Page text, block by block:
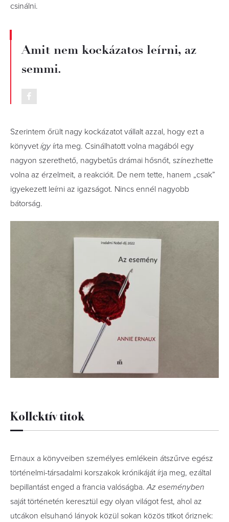
csinálni.
Amit nem kockázatos leírni, az
semmi.
Szerintem őrült nagy kockázatot vállalt azzal, hogy ezt a
könyvetígyírta meg. Csinálhatott volna magából egy
nagyon szerethető, nagybetűs drámai hősnőt, színezhette
volna az érzelmeit, a reakcióit. De nem tette, hanem „csak”
igyekezett leírni az igazságot. Nincs ennél nagyobb
bátorság.
Kollektív titok
Ernaux a könyveiben személyes emlékein átszűrve egész
történelmi-társadalmi korszakok krónikáját írja meg, ezáltal
bepillantást enged a francia valóságba.Az eseményben
saját történetén keresztül egy olyan világot fest, ahol az
utcákon elsuhanó lányok közül sokan közös titkot őriznek: